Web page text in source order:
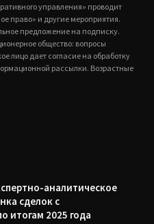
управления» проводит
право» и другие мероприятия.
предложение на подписку.
общество: вопросы
лицо дает согласие на обработку
рассылки. Возрастные
аналитическое
сделок с
итогам 2025 года